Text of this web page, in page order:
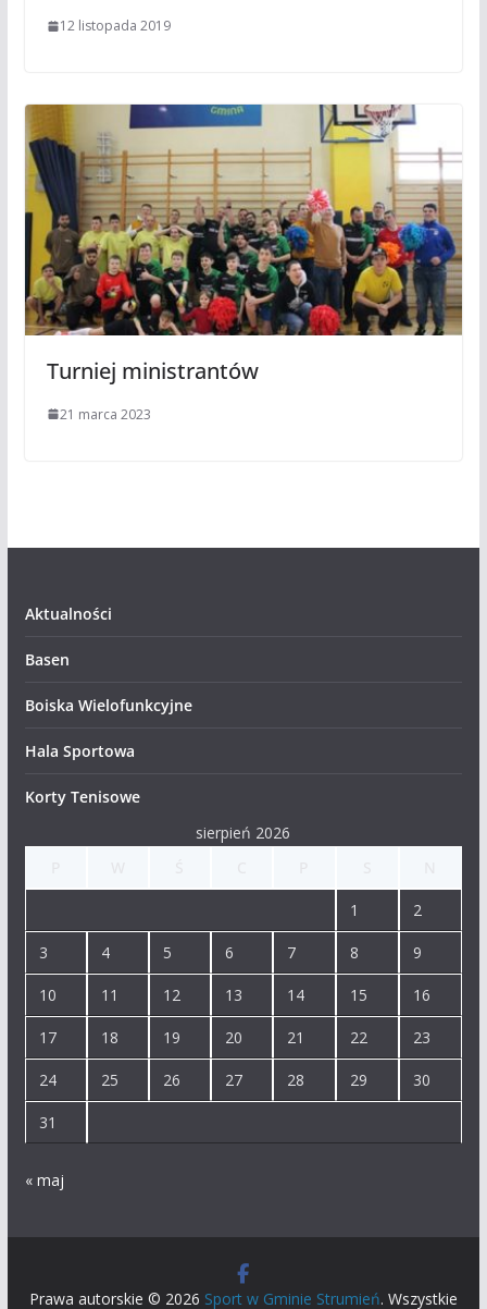
12 listopada 2019
Turniej ministrantów
21 marca 2023
Aktualności
Basen
Boiska Wielofunkcyjne
Hala Sportowa
Korty Tenisowe
sierpień 2026
1 2
3 4 5 6 7 8 9
10 11 12 13 14 15 16
17 18 19 20 21 22 23
24 25 26 27 28 29 30
31
« maj
Prawa autorskie © 2026 Sport w Gminie Strumień. Wszystkie